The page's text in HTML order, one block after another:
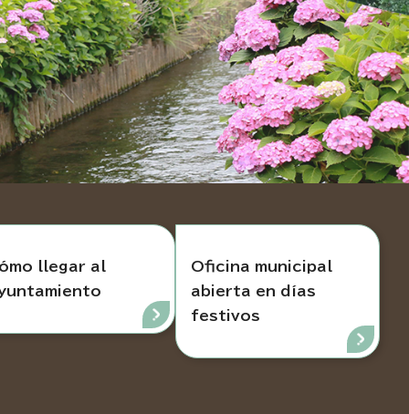
llegar al
Oficina municipal
abierta en días
festivos